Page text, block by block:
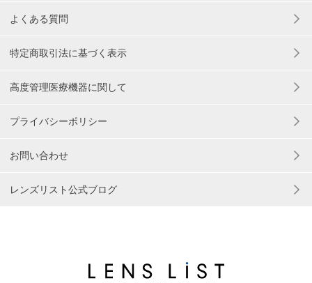
よくある質問
特定商取引法に基づく表示
高度管理医療機器に関して
プライバシーポリシー
お問い合わせ
レンズリスト公式ブログ